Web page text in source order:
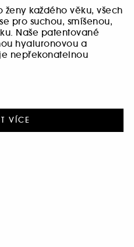
ženy každého věku, všech
pro suchou, smíšenou,
Naše patentované
hyaluronovou a
nepřekonatelnou
VÍCE